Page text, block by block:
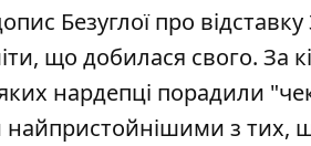
Безуглої про
що добилася свого. За
нардепці порадили
найпристойнішими з тих,